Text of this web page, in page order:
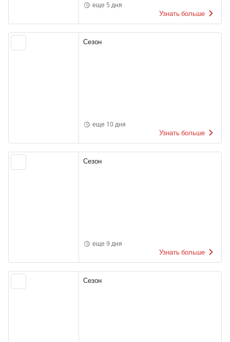
еще 5 дня
Узнать больше
Сезон
еще 10 дня
Узнать больше
Сезон
еще 9 дня
Узнать больше
Сезон